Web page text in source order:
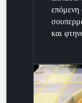
επόμενη
και